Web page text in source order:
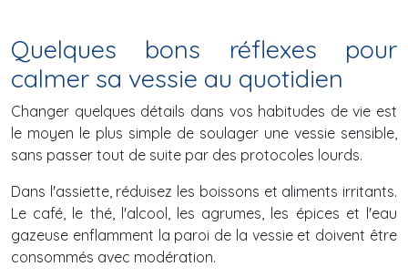
Quelques bons réflexes pour
calmer sa vessie au quotidien
Changer quelques détails dans vos habitudes de vie est
le moyen le plus simple de soulager une vessie sensible,
sans passer tout de suite par des protocoles lourds.
Dans l'assiette, réduisez les boissons et aliments irritants.
Le café, le thé, l'alcool, les agrumes, les épices et l'eau
gazeuse enflamment la paroi de la vessie et doivent être
consommés avec modération.